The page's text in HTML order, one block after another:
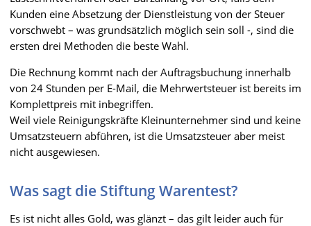
Kunden eine Absetzung der Dienstleistung von der Steuer
vorschwebt – was grundsätzlich möglich sein soll -, sind die
ersten drei Methoden die beste Wahl.
Die Rechnung kommt nach der Auftragsbuchung innerhalb
von 24 Stunden per E-Mail, die Mehrwertsteuer ist bereits im
Komplettpreis mit inbegriffen.
Weil viele Reinigungskräfte Kleinunternehmer sind und keine
Umsatzsteuern abführen, ist die Umsatzsteuer aber meist
nicht ausgewiesen.
Was sagt die Stiftung Warentest?
Es ist nicht alles Gold, was glänzt – das gilt leider auch für